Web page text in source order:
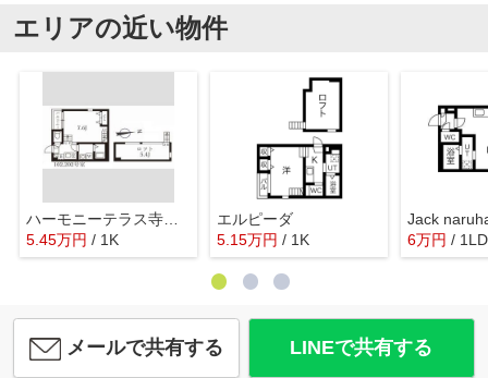
エリアの近い物件
ハーモニーテラス寺崎町Ⅱ
5.45万円 / 1K
エルピーダ
5.15万円 / 1K
Jack
6万円 /
メールで共有する LINEで共有する